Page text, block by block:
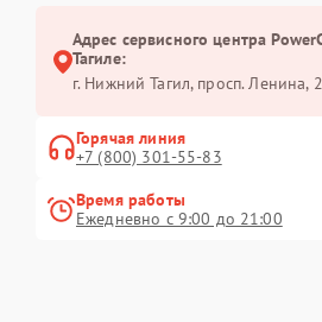
Адрес сервисного центра
Тагиле:
г. Нижний Тагил, просп. Ленина,
Горячая линия
+7 (800) 301-55-83
Время работы
Ежедневно с 9:00 до 21:00